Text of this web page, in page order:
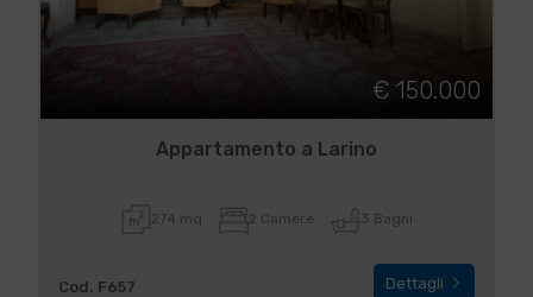
€ 150.000
Appartamento a Larino
274 mq 2 Camere 3 Bagni
Cod. F657 Dettagli